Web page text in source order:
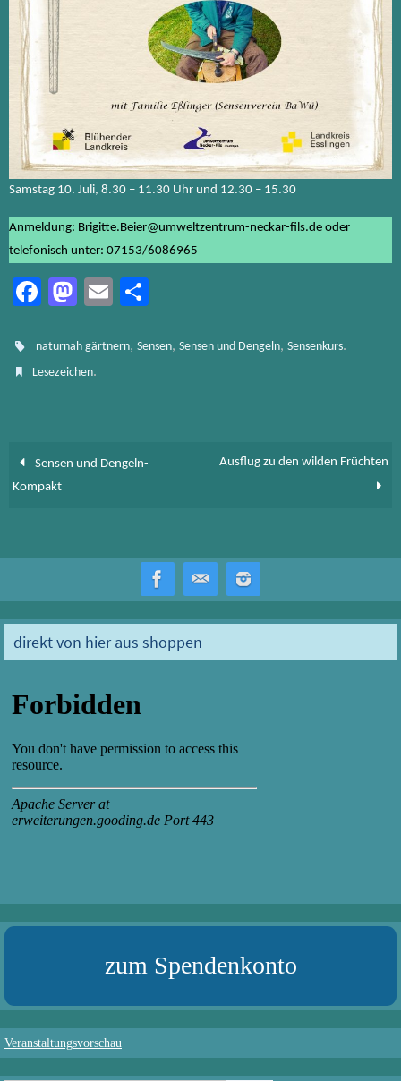
Samstag 10. Juli, 8.30 – 11.30 Uhr und 12.30 – 15.30
Anmeldung: Brigitte.Beier@umweltzentrum-neckar-fils.de oder
telefonisch unter: 07153/6086965
Fa
b
o
M
to
d
E
ail n
naturnah gärtnern,Sensen,Sensen und Dengeln,Sensenkurs.
Lesezeichen.
Sensen und Dengeln-
Kompakt
Ausflug zu den wilden Früchten
direkt von hier aus shoppen
zum Spendenkonto
Veranstaltungsvorschau